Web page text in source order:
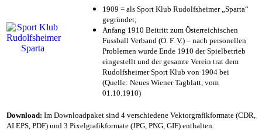
1909 = als Sport Klub Rudolfsheimer „Sparta“
gegründet;
Anfang 1910 Beitritt zum Österreichischen
Fussball Verband (Ö. F. V.) – nach personellen
Problemen wurde Ende 1910 der Spielbetrieb
eingestellt und der gesamte Verein trat dem
Rudolfsheimer Sport Klub von 1904 bei
(Quelle: Neues Wiener Tagblatt, vom
01.10.1910)
Download: Im Downloadpaket sind 4 verschiedene Vektorgrafikformate (CDR,
AI EPS, PDF) und 3 Pixelgrafikformate (JPG, PNG, GIF) enthalten.